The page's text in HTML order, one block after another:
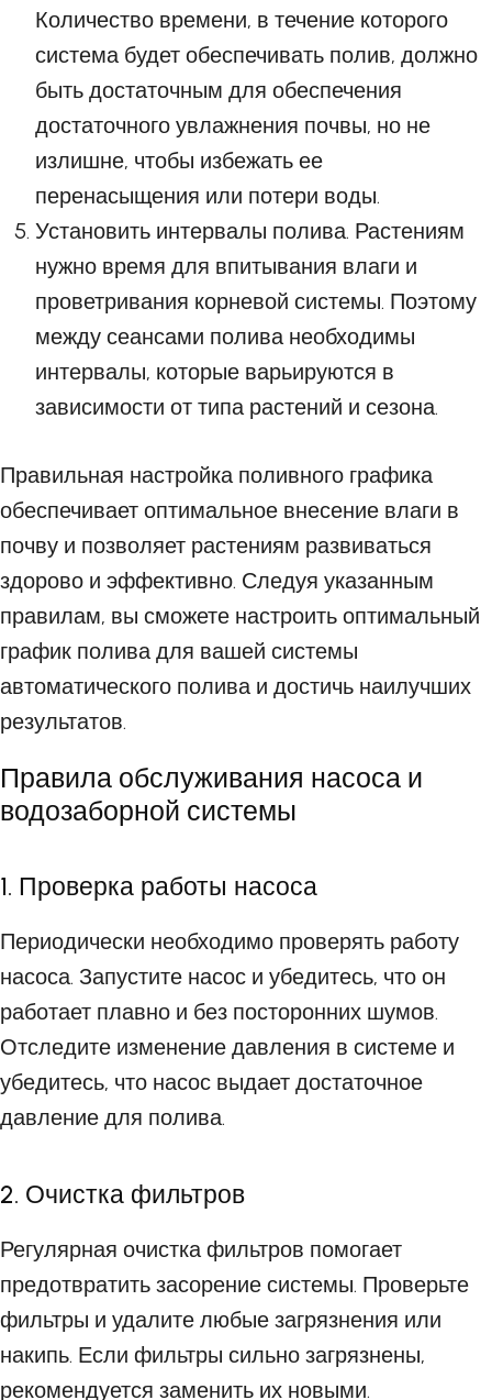
Количество времени, в течение которого
система будет обеспечивать полив, должно
быть достаточным для обеспечения
достаточного увлажнения почвы, но не
излишне, чтобы избежать ее
перенасыщения или потери воды.
Установить интервалы полива. Растениям
нужно время для впитывания влаги и
проветривания корневой системы. Поэтому
между сеансами полива необходимы
интервалы, которые варьируются в
зависимости от типа растений и сезона.
Правильная настройка поливного графика
обеспечивает оптимальное внесение влаги в
почву и позволяет растениям развиваться
здорово и эффективно. Следуя указанным
правилам, вы сможете настроить оптимальный
график полива для вашей системы
автоматического полива и достичь наилучших
результатов.
Правила обслуживания насоса и
водозаборной системы
1. Проверка работы насоса
Периодически необходимо проверять работу
насоса. Запустите насос и убедитесь, что он
работает плавно и без посторонних шумов.
Отследите изменение давления в системе и
убедитесь, что насос выдает достаточное
давление для полива.
2. Очистка фильтров
Регулярная очистка фильтров помогает
предотвратить засорение системы. Проверьте
фильтры и удалите любые загрязнения или
накипь. Если фильтры сильно загрязнены,
рекомендуется заменить их новыми.